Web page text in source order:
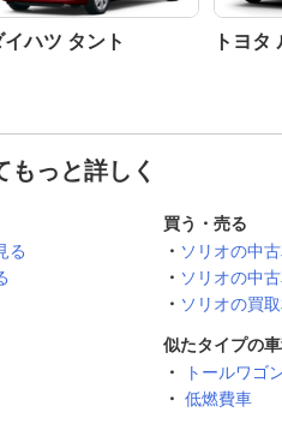
イハツ タント トヨタ
もっと詳しく
る
買う・売る
ソリオの中
ソリオの中
ソリオの買
似たタイプの
トールワゴ
低燃費車